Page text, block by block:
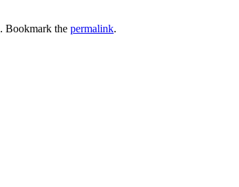
. Bookmark the permalink.